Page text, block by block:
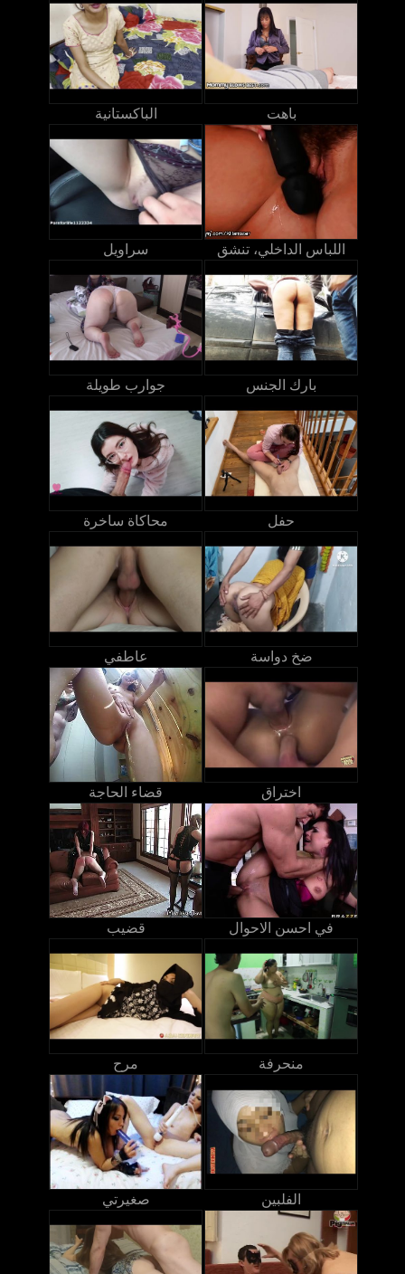
الباكستانية باهت
سراويل اللباس الداخلي، تنشق
جوارب طويلة بارك الجنس
محاكاة ساخرة حفل
عاطفي ضخ دواسة
قضاء الحاجة اختراق
قضيب في احسن الاحوال
مرح منحرفة
صغيرتي الفلبين